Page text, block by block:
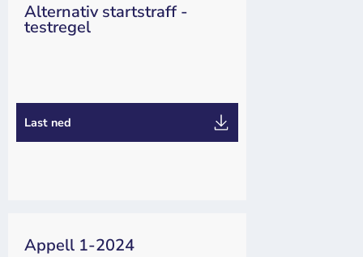
Alternativ startstraff -
testregel
Last ned
Appell 1-2024